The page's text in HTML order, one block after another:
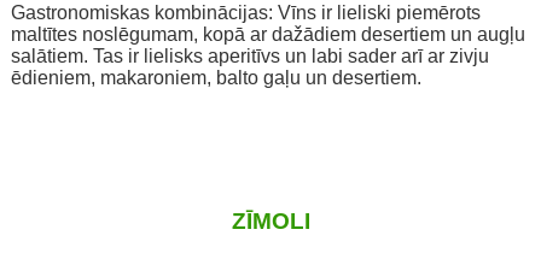
Gastronomiskas kombinācijas: Vīns ir lieliski piemērots
maltītes noslēgumam, kopā ar dažādiem desertiem un augļu
salātiem. Tas ir lielisks aperitīvs un labi sader arī ar zivju
ēdieniem, makaroniem, balto gaļu un desertiem.
ZĪMOLI